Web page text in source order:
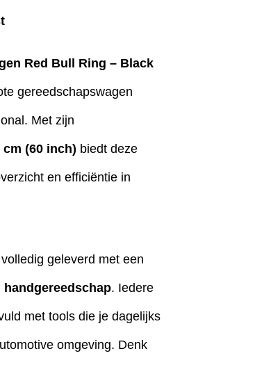
Red Bull Ring – Black
gereedschapswagen
Met zijn
cm (60 inch) biedt deze
en efficiëntie in
geleverd met een
. Iedere
met tools die je dagelijks
omgeving. Denk